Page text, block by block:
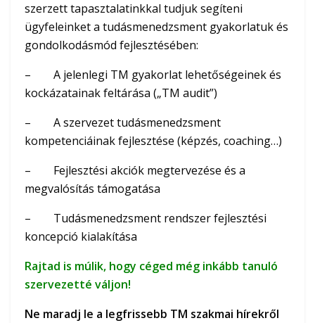
szerzett tapasztalatinkkal tudjuk segíteni
ügyfeleinket a tudásmenedzsment gyakorlatuk és
gondolkodásmód fejlesztésében:
– A jelenlegi TM gyakorlat lehetőségeinek és
kockázatainak feltárása („TM audit”)
– A szervezet tudásmenedzsment
kompetenciáinak fejlesztése (képzés, coaching…)
– Fejlesztési akciók megtervezése és a
megvalósítás támogatása
– Tudásmenedzsment rendszer fejlesztési
koncepció kialakítása
Rajtad is múlik, hogy céged még inkább tanuló
szervezetté váljon!
Ne maradj le a legfrissebb TM szakmai hírekről